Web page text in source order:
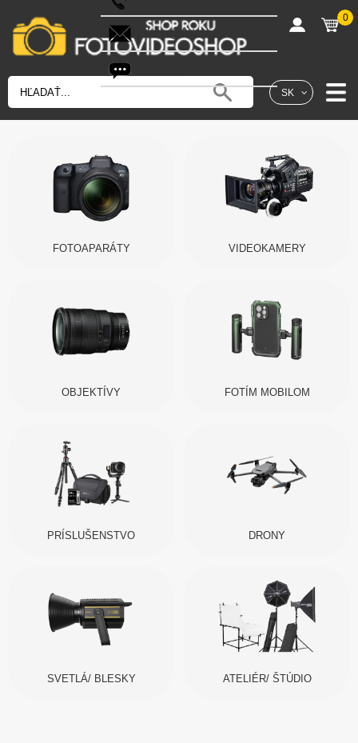
SK
shop@fotovideoshop.sk
0
FOTOAPARÁTY VIDEOKAMERY
OBJEKTÍVY FOTÍM MOBILOM
PRÍSLUŠENSTVO DRONY
SVETLÁ/ BLESKY ATELIÉR/ ŠTÚDIO